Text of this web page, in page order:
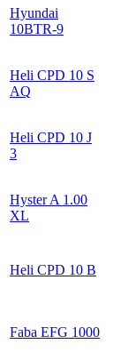
Hyundai
10BTR-9
Heli CPD 10 S
AQ
Heli CPD 10 J
3
Hyster A 1.00
XL
Heli CPD 10 B
Faba EFG 1000